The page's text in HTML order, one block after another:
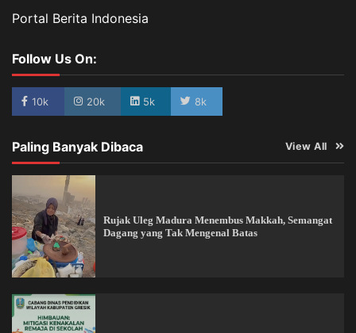
Portal Berita Indonesia
Follow Us On:
10k 20k 5k 8k
Paling Banyak Dibaca View All
Rujak Uleg Madura Menembus Makkah, Semangat
Dagang yang Tak Mengenal Batas